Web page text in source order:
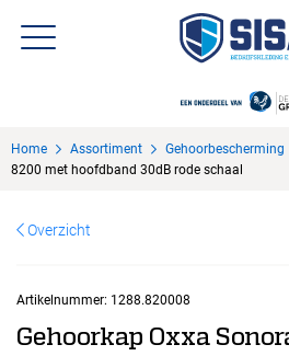
Over Sisa
Home Assortiment Gehoorbescherming
8200 met hoofdband 30dB rode schaal
Overzicht
Artikelnummer: 1288.820008
Gehoorkap Oxxa